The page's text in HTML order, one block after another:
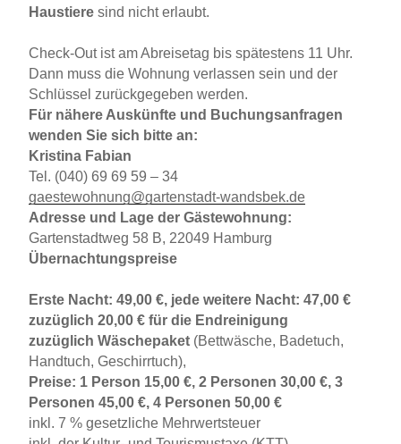
Haustiere sind nicht erlaubt.
Check-Out ist am Abreisetag bis spätestens 11 Uhr.
Dann muss die Wohnung verlassen sein und der
Schlüssel zurückgegeben werden.
Für nähere Auskünfte und Buchungsanfragen
wenden Sie sich bitte an:
Kristina Fabian
Tel. (040) 69 69 59 – 34
gaestewohnung@gartenstadt-wandsbek.de
Adresse und Lage der Gästewohnung:
Gartenstadtweg 58 B, 22049 Hamburg
Übernachtungspreise
Erste Nacht: 49,00 €, jede weitere Nacht: 47,00 €
zuzüglich 20,00 € für die Endreinigung
zuzüglich Wäschepaket (Bettwäsche, Badetuch,
Handtuch, Geschirrtuch),
Preise: 1 Person 15,00 €, 2 Personen 30,00 €, 3
Personen 45,00 €, 4 Personen 50,00 €
inkl. 7 % gesetzliche Mehrwertsteuer